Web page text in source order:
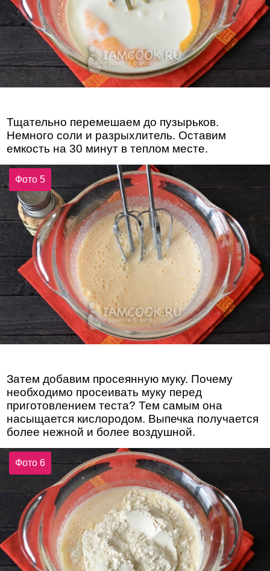
Тщательно перемешаем до пузырьков.
Немного соли и разрыхлитель. Оставим
емкость на 30 минут в теплом месте.
Фото 5
Затем добавим просеянную муку. Почему
необходимо просеивать муку перед
приготовлением теста? Тем самым она
насыщается кислородом. Выпечка получается
более нежной и более воздушной.
Фото 6